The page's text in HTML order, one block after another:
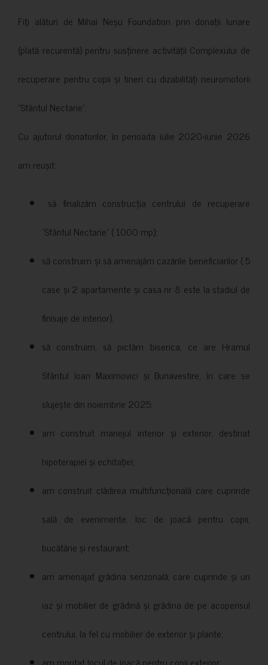
Fiți alături de Mihai Neșu Foundation prin donații lunare
(plată recurentă) pentru susținere activității Complexului de
recuperare pentru copii și tineri cu dizabilități neuromotorii
”Sfântul Nectarie”.
Cu ajutorul donatorilor, în perioada iulie 2020-iunie 2026
am reușit:
să finalizăm construcția centrului de recuperare
”Sfântul Nectarie” ( 1000 mp);
să construim și să amenajăm cazările beneficiarilor ( 5
case și 2 apartamente și casa nr 8 este la stadiul de
finisaje de interior);
să construim, să pictăm biserica, ce are Hramul
Sfântul Ioan Maximovici și Bunavestire, în care se
slujește din noiembrie 2025;
am construit manejul interior și exterior, destinat
hipoterapiei și echitației;
am construit clădirea multifuncțională care cuprinde
sală de evenimente, loc de joacă pentru copii,
bucătărie și restaurant;
am amenajat grădina senzorială, care cuprinde și un
iaz și mobilier de grădină și grădina de pe acoperisul
centrului, la fel cu mobilier de exterior și plante;